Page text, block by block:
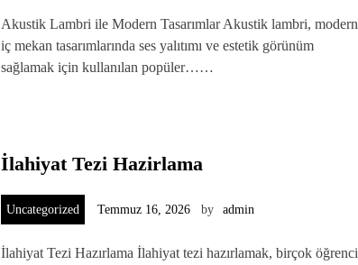
Akustik Lambri ile Modern Tasarımlar Akustik lambri, modern
iç mekan tasarımlarında ses yalıtımı ve estetik görünüm
sağlamak için kullanılan popüler……
İlahiyat Tezi Hazirlama
Uncategorized Temmuz 16, 2026 by admin
İlahiyat Tezi Hazırlama İlahiyat tezi hazırlamak, birçok öğrenci